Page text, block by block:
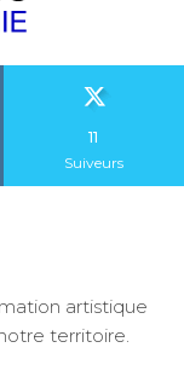
11
Suiveurs
artistique
territoire.